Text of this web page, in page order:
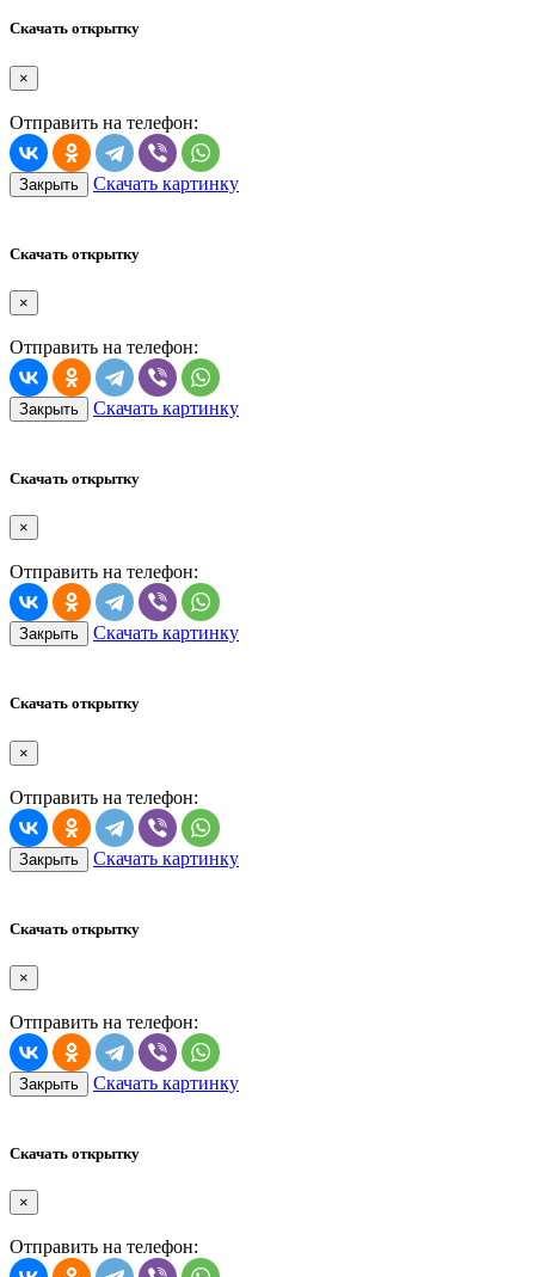
Скачать открытку
×
Отправить на телефон:
Закрыть Скачать картинку
Скачать открытку
×
Отправить на телефон:
Закрыть Скачать картинку
Скачать открытку
×
Отправить на телефон:
Закрыть Скачать картинку
Скачать открытку
×
Отправить на телефон:
Закрыть Скачать картинку
Скачать открытку
×
Отправить на телефон:
Закрыть Скачать картинку
Скачать открытку
×
Отправить на телефон: